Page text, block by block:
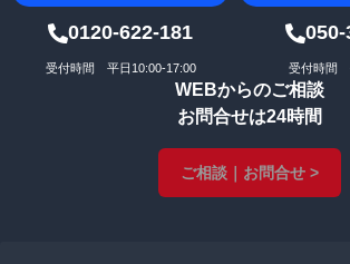
0120-622-181 050-
受付時間 平日10:00-17:00 受付時間
WEBからのご相談
お問合せは24時間
ご相談｜お問合せ >